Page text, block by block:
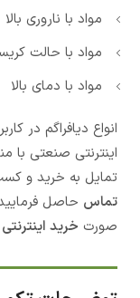
مواد با ناروری بالا
مواد با حالت
مواد با دمای بالا
انواع دیافراگم در
اینترنتی صنعتی
تمایل به خرید و
تماس حاصل
صورت خرید اینترنتی